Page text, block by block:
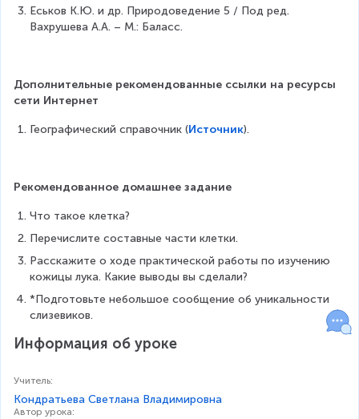
Еськов К.Ю. и др. Природоведение 5 / Под ред.
Вахрушева А.А. – М.: Баласс.
Дополнительные рекомендованные ссылки на ресурсы
сети Интернет
Географический справочник (Источник).
Рекомендованное домашнее задание
Что такое клетка?
Перечислите составные части клетки.
Расскажите о ходе практической работы по изучению
кожицы лука. Какие выводы вы сделали?
*Подготовьте небольшое сообщение об уникальности
слизевиков.
Информация об уроке
Учитель:
Кондратьева Светлана Владимировна
Автор урока: